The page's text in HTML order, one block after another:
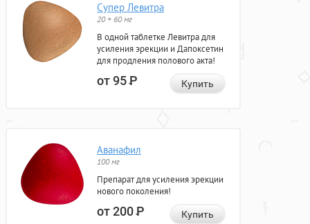
Супер Левитра
20 + 60 мг
В одной таблетке Левитра для
усиления эрекции и Дапоксетин
для продления полового акта!
от 95Р Купить
Аванафил
100 мг
Препарат для усиления эрекции
нового поколения!
от 200Р Купить